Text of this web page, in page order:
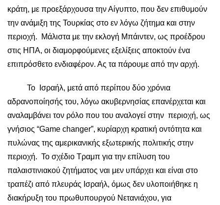
κράτη, με προεξάρχουσα την Αίγυπτο, που δεν επιθυμούν
την ανάμιξη της Τουρκίας στο εν λόγω ζήτημα και στην
περιοχή. Μάλιστα με την εκλογή Μπάιντεν, ως προέδρου
στις ΗΠΑ, οι διαμορφούμενες εξελίξεις αποκτούν ένα
επιπρόσθετο ενδιαφέρον. Ας τα πάρουμε από την αρχή.
Το Ισραήλ, μετά από περίπου δύο χρόνια
αδρανοποίησής του, λόγω ακυβερνησίας επανέρχεται και
αναλαμβάνει τον ρόλο που του αναλογεί στην περιοχή, ως
γνήσιος “Game changer”, κυρίαρχη κρατική οντότητα και
πυλώνας της αμερικανικής εξωτερικής πολιτικής στην
περιοχή. Το σχέδιο Τραμπ για την επίλυση του
παλαιστινιακού ζητήματος ναι μεν υπάρχει και είναι στο
τραπέζι από πλευράς Ισραήλ, όμως δεν υλοποιήθηκε η
διακήρυξη του πρωθυπουργού Νετανιάχου, για